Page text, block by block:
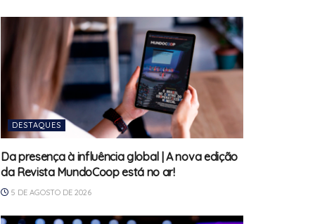
DESTAQUES
Da presença à influência global | A nova edição
da Revista MundoCoop está no ar!
5 DE AGOSTO DE 2026